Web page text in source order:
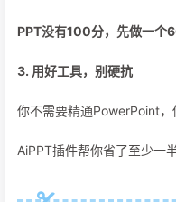
PPT没有100分，先做一个
3. 用好工具，别硬抗
你不需要精通PowerPoint，
AiPPT插件帮你省了至少一